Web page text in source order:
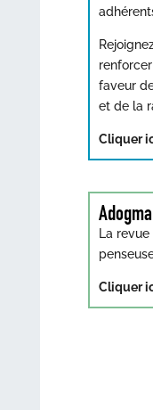
faveur
et de la
Cliquer
Adogma
La
Cliquer